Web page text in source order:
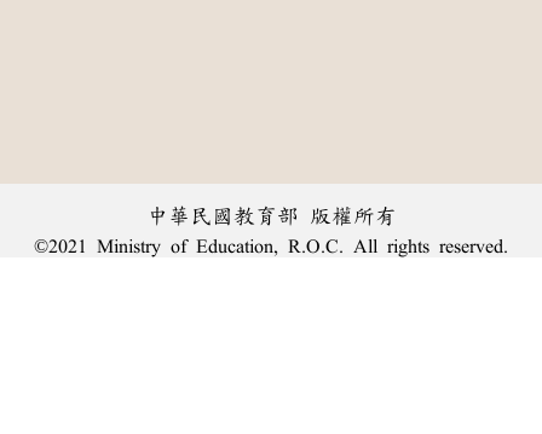
中華民國教育部 版權所有
©2021 Ministry of Education, R.O.C. All rights reserved.